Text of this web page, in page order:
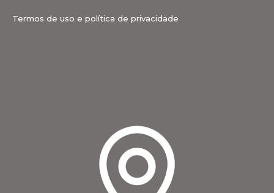
Termos de uso e política de privacidade